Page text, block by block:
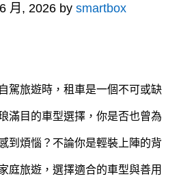
月, 2026 by smartbox
駕旅遊時，租車是一個不可或缺
滿目的車型選擇，你是否也曾為
到煩惱？不論你是輕裝上陣的背
庭旅遊，選擇適合的車型與善用